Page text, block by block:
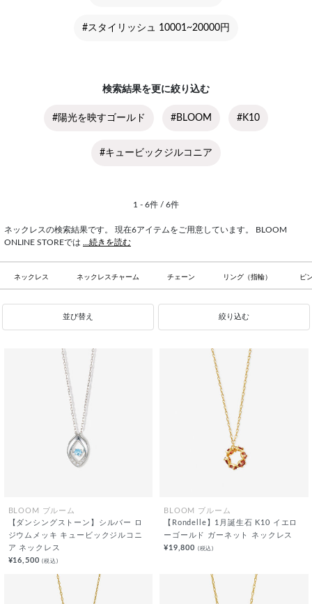
#スタイリッシュ 10001~20000円
検索結果を更に絞り込む
#陽光を映すゴールド #BLOOM #K10
#キュービックジルコニア
1 - 6件 / 6件
ネックレスの検索結果です。 現在6アイテムをご用意しています。 BLOOM
ONLINE STOREでは ...続きを読む
ネックレス ネックレスチャーム チェーン リング（指輪） ピ
並び替え 絞り込む
BLOOM ブルーム
【ダンシングストーン】シルバー ロ
ジウムメッキ キュービックジルコニ
ア ネックレス
¥16,500(税込)
BLOOM ブルーム
【Rondelle】1月誕生石 K10 イエロ
ーゴールド ガーネット ネックレス
¥19,800 (税込)